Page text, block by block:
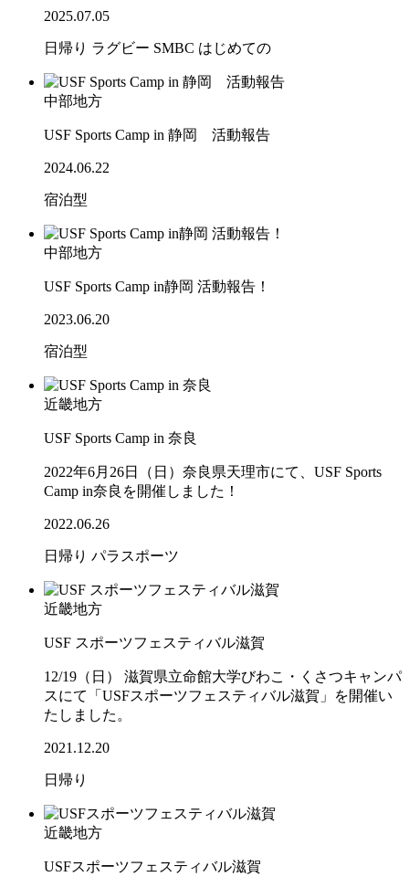
2025.07.05
日帰り ラグビー SMBC はじめての
中部地方
USF Sports Camp in 静岡 活動報告
2024.06.22
宿泊型
中部地方
USF Sports Camp in静岡 活動報告！
2023.06.20
宿泊型
近畿地方
USF Sports Camp in 奈良
2022年6月26日（日）奈良県天理市にて、USF Sports
Camp in奈良を開催しました！
2022.06.26
日帰り パラスポーツ
近畿地方
USF スポーツフェスティバル滋賀
12/19（日） 滋賀県立命館大学びわこ・くさつキャンパ
スにて「USFスポーツフェスティバル滋賀」を開催い
たしました。
2021.12.20
日帰り
近畿地方
USFスポーツフェスティバル滋賀